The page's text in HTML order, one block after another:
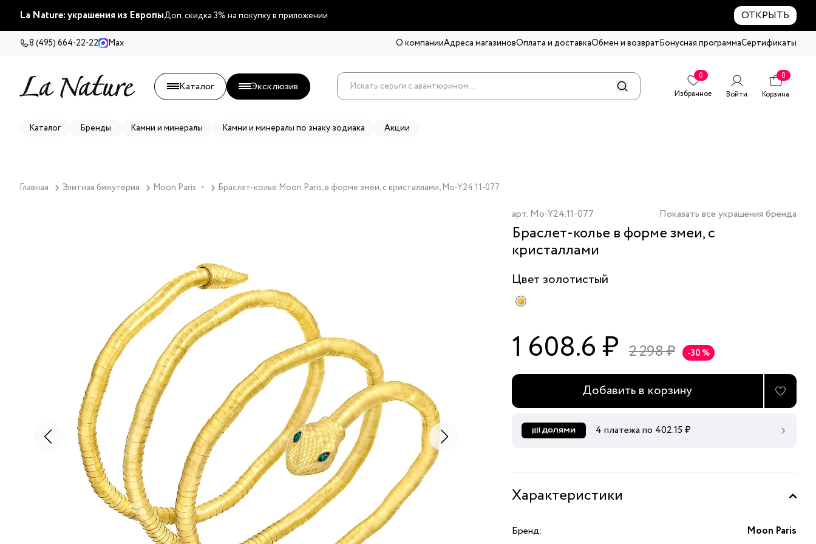
La Nature: украшения из ЕвропыДоп. скидка 3% на покупку в приложении ОТКРЫТЬ
8 (495) 664-22-22 Max О компанииАдреса магазиновОплата и доставкаОбмен и возвратБонусная программаСертификаты
Каталог Эксклюзив
0
Избранное
Войти
0
Корзина
Каталог Бренды Камни и минералы Камни и минералы по знаку зодиака Акции
Главная Элитная бижутерия Moon Paris ▼ Браслет-колье Moon Paris, в форме змеи, с кристаллами, Mo-Y24.11-077
арт. Mo-Y24.11-077 Показать все украшения бренда
Браслет-колье в форме змеи, с
кристаллами
Цвет золотистый
1 608.6 ₽ 2 298 ₽ -30 %
Добавить в корзину
4 платежа по 402.15 ₽
Характеристики
Бренд:
Moon Paris